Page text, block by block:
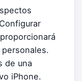
de una
iPhone.